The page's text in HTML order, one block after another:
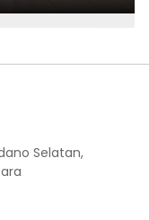
Selatan,